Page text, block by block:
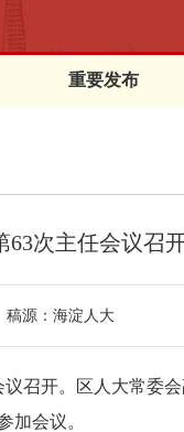
重要发布
63次主任会议召
稿源： 海淀人大
召开。区人大常委会
加会议。